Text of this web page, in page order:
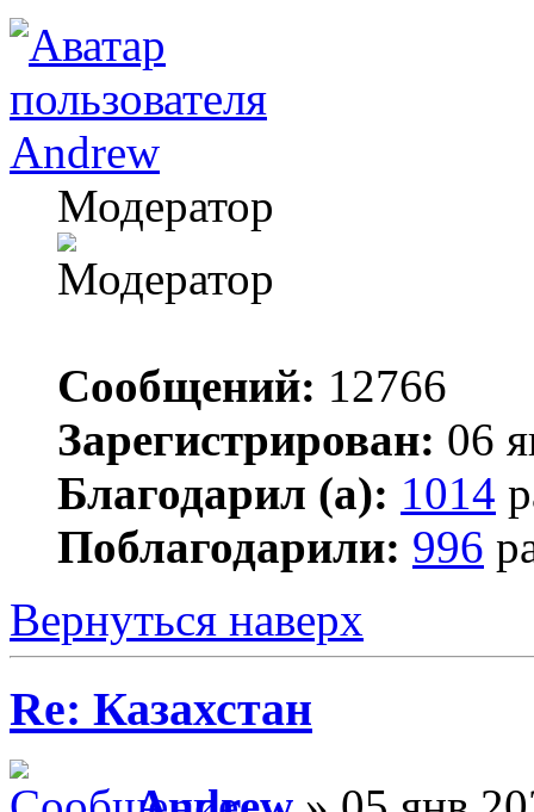
Andrew
Модератор
Сообщений: 12766
Зарегистрирован: 06
Благодарил (а): 1014
Поблагодарили: 996
Вернуться наверх
Re: Казахстан